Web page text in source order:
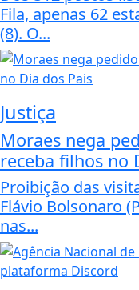
Fila, apenas 62
(8). O...
Justiça
Moraes nega
receba filhos no
Proibição das
Flávio Bolsonaro
nas...